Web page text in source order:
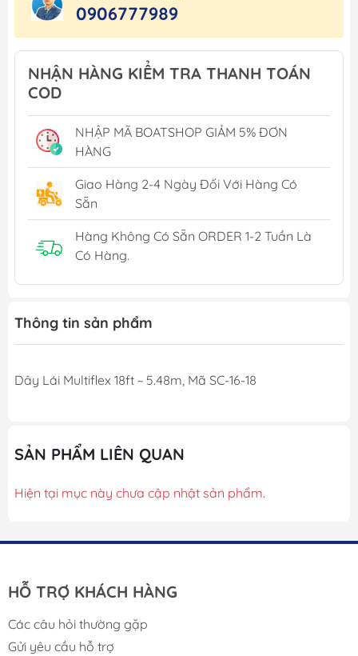
0906777989
NHẬN HÀNG KIỂM TRA THANH TOÁN
COD
NHẬP MÃ BOATSHOP GIẢM 5% ĐƠN
HÀNG
Giao Hàng 2-4 Ngày Đối Với Hàng Có
Sẵn
Hàng Không Có Sẵn ORDER 1-2 Tuần Là
Có Hàng.
Thông tin sản phẩm
Dây Lái Multiflex 18ft ~ 5.48m, Mã SC-16-18
SẢN PHẨM LIÊN QUAN
Hiện tại mục này chưa cập nhật sản phẩm.
HỖ TRỢ KHÁCH HÀNG
Các câu hỏi thường gặp
Gửi yêu cầu hỗ trợ